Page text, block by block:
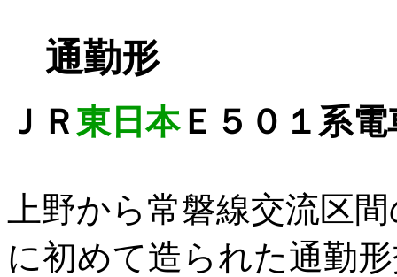
通勤形
ＪＲ 東日本Ｅ５０１系電
上野から常磐線交流区
に初めて造られた通勤